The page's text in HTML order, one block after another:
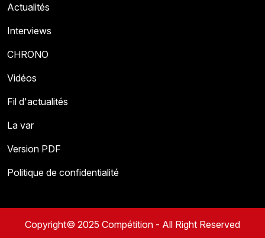
Actualités
Interviews
CHRONO
Vidéos
Fil d'actualités
La var
Version PDF
Politique de confidentialité
Copyright© 2025 Compétition - All Right Reserved